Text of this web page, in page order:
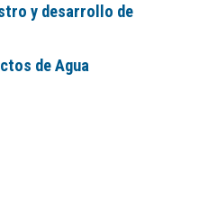
y desarrollo de
de Agua